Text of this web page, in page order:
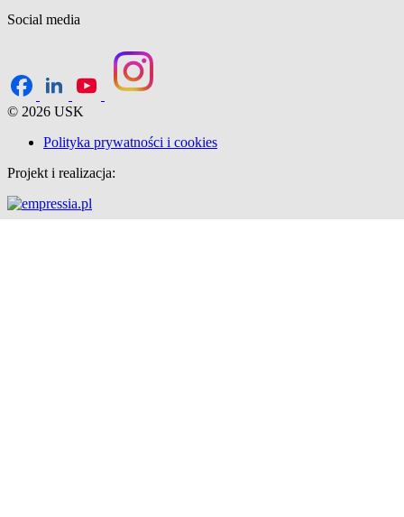
Social media
© 2026 USK
Polityka prywatności i cookies
Projekt i realizacja: